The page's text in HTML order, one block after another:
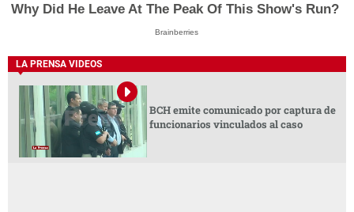
Why Did He Leave At The Peak Of This Show's Run?
Brainberries
LA PRENSA VIDEOS
BCH emite comunicado por captura de
funcionarios vinculados al caso